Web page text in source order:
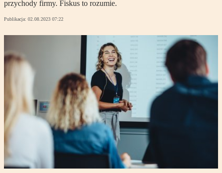
przychody firmy. Fiskus to rozumie.
Publikacja: 02.08.2023 07:22